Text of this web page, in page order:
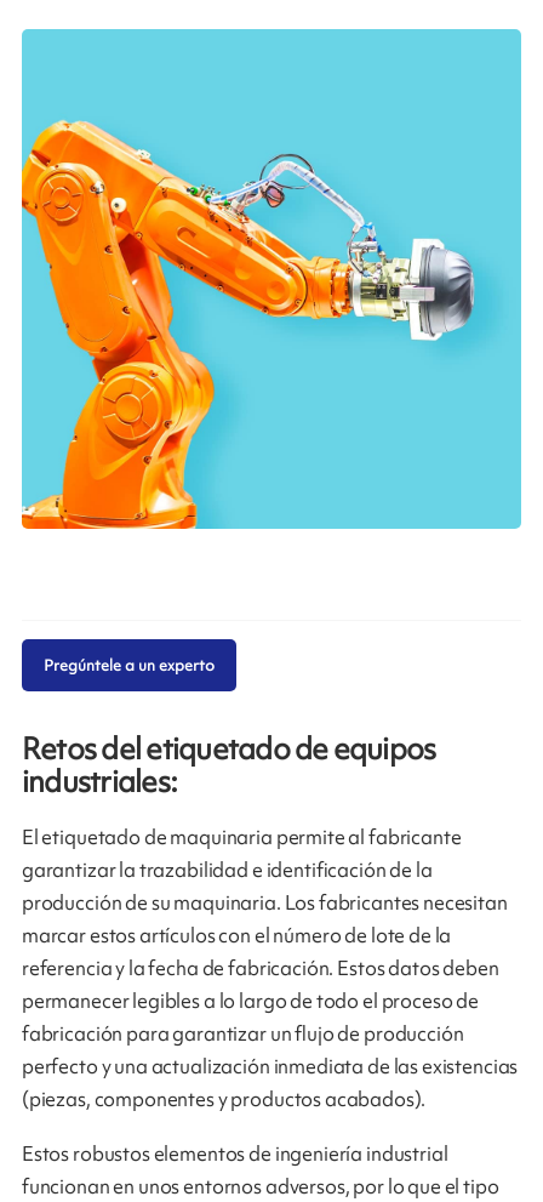
Retos del etiquetado de equipos
industriales:
El etiquetado de maquinaria permite al fabricante
garantizar la trazabilidad e identificación de la
producción de su maquinaria. Los fabricantes necesitan
marcar estos artículos con el número de lote de la
referencia y la fecha de fabricación. Estos datos deben
permanecer legibles a lo largo de todo el proceso de
fabricación para garantizar un flujo de producción
perfecto y una actualización inmediata de las existencias
(piezas, componentes y productos acabados).
Estos robustos elementos de ingeniería industrial
funcionan en unos entornos adversos, por lo que el tipo
Pregúntele a un experto